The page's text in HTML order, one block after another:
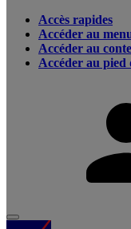
Accès rapides
Accéder au
Accéder au
Accéder au pied